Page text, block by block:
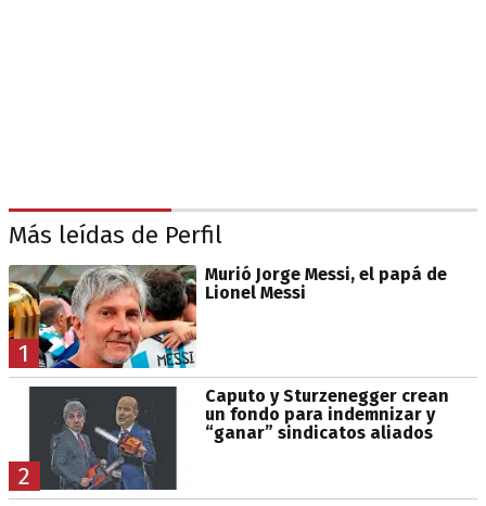
Más leídas de Perfil
1
Murió Jorge Messi, el papá de
Lionel Messi
2
Caputo y Sturzenegger crean
un fondo para indemnizar y
“ganar” sindicatos aliados